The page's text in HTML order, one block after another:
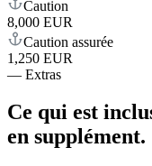
Caution
8,000 EUR
Caution assurée
1,250 EUR
— Extras
Ce qui est
en supplément.